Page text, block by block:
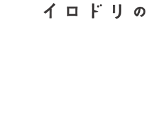
日常の様子など随時更新中です。